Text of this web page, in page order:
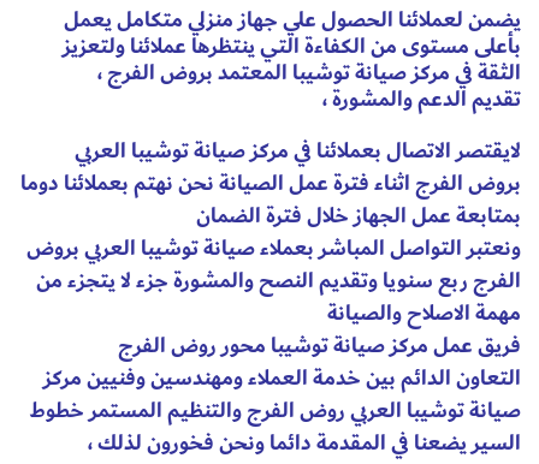
يضمن لعملائنا الحصول علي جهاز منزلي متكامل يعمل
بأعلى مستوى من الكفاءة التي ينتظرها عملائنا ولتعزيز
الثقة في مركز صيانة توشيبا المعتمد بروض الفرج ،
تقديم الدعم والمشورة ،
لايقتصر الاتصال بعملائنا في مركز صيانة توشيبا العربي
بروض الفرج اثناء فترة عمل الصيانة نحن نهتم بعملائنا دوما
بمتابعة عمل الجهاز خلال فترة الضمان
ونعتبر التواصل المباشر بعملاء صيانة توشيبا العربي بروض
الفرج ربع سنويا وتقديم النصح والمشورة جزء لا يتجزء من
مهمة الاصلاح والصيانة
فريق عمل مركز صيانة توشيبا محور روض الفرج
التعاون الدائم بين خدمة العملاء ومهندسين وفنيين مركز
صيانة توشيبا العربي روض الفرج والتنظيم المستمر خطوط
السير يضعنا في المقدمة دائما ونحن فخورون لذلك ،